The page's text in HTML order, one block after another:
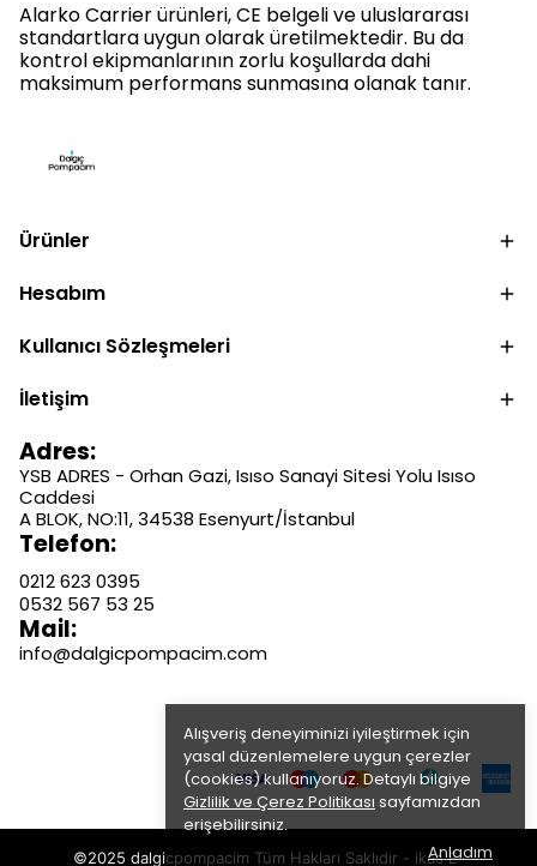
Alışveriş deneyiminizi iyileştirmek için
yasal düzenlemelere uygun çerezler
(cookies) kullanıyoruz. Detaylı bilgiye
Gizlilik ve Çerez Politikası sayfamızdan
erişebilirsiniz.
Anladım
Alarko Carrier ürünleri, CE belgeli ve uluslararası
standartlara uygun olarak üretilmektedir. Bu da
kontrol ekipmanlarının zorlu koşullarda dahi
maksimum performans sunmasına olanak tanır.
Ürünler
Hesabım
Kullanıcı Sözleşmeleri
İletişim
Adres:
YSB ADRES - Orhan Gazi, Isıso Sanayi Sitesi Yolu Isıso
Caddesi
A BLOK, NO:11, 34538 Esenyurt/İstanbul
Telefon:
0212 623 0395
0532 567 53 25
Mail:
info@dalgicpompacim.com
©2025 dalgicpompacim Tüm Hakları Saklıdır - ikas E-